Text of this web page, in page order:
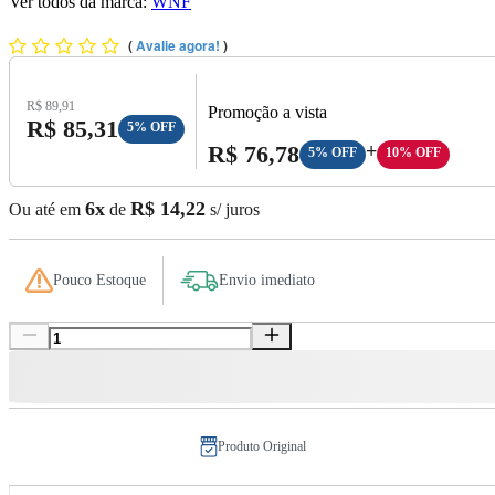
(Avalie agora! )
Preço Original:
R$ 89,91
Preço com Desconto:
R$ 85,31 5% OFF
Promoção a vista
Preço A Vista:
R$ 76,78 5% OFF + 10% OFF
Ou até em 6x de R$ 14,22 s/ juros
Pouco Estoque Envio imediato
Produto Original